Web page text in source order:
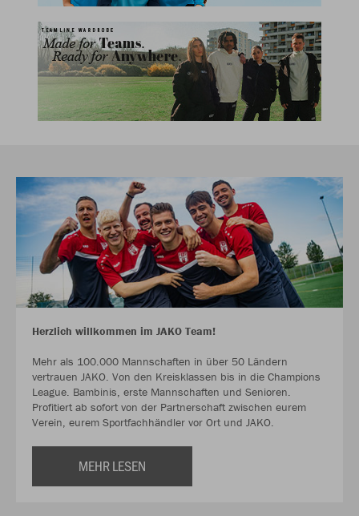
Herzlich willkommen im JAKO Team!
Mehr als 100.000 Mannschaften in über 50 Ländern
vertrauen JAKO. Von den Kreisklassen bis in die Champions
League. Bambinis, erste Mannschaften und Senioren.
Profitiert ab sofort von der Partnerschaft zwischen eurem
Verein, eurem Sportfachhändler vor Ort und JAKO.
MEHR LESEN